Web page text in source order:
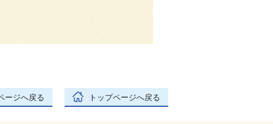
ージへ戻る トップページへ戻る